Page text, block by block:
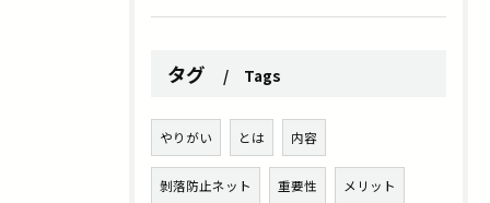
タグ Tags
やりがい とは 内容
剝落防止ネット 重要性 メリット